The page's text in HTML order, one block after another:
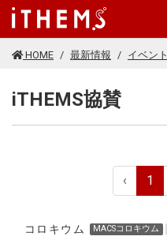
このページの本文に移動する
HOME 最新情報 イベント
iTHEMS協賛
‹ 1
コロキウム MACSコロキウム